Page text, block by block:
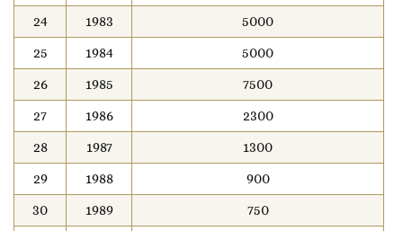
24
1983
5000
25
1984
5000
26
1985
7500
27
1986
2300
28
1987
1300
29
1988
900
30
1989
750